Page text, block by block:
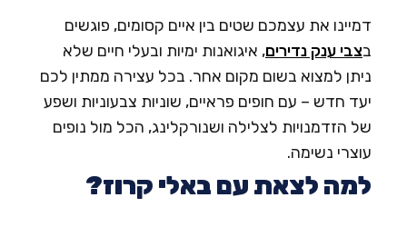
את עצמכם שטים בין איים קסומים, פוגשים
צבי ענק נדירים, איגואנות ימיות ובעלי חיים שלא
למצוא בשום מקום אחר. בכל עצירה ממתין לכם
חדש – עם חופים פראיים, שוניות צבעוניות ושפע
הזדמנויות לצלילה ושנורקלינג, הכל מול נופים
נשימה.
לצאת עם באלי קרוז?